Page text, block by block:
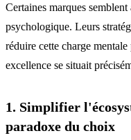
Certaines marques
psychologique. Leurs
réduire cette charge
excellence se situait
1. Simplifier
paradoxe du choix